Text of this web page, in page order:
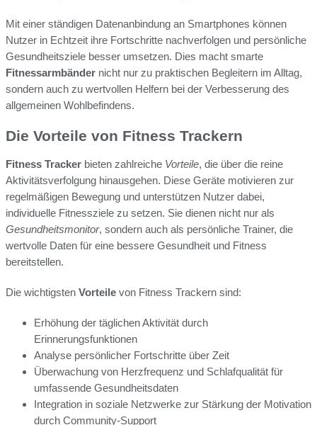
Mit einer ständigen Datenanbindung an Smartphones können
Nutzer in Echtzeit ihre Fortschritte nachverfolgen und persönliche
Gesundheitsziele besser umsetzen. Dies macht smarte
Fitnessarmbänder nicht nur zu praktischen Begleitern im Alltag,
sondern auch zu wertvollen Helfern bei der Verbesserung des
allgemeinen Wohlbefindens.
Die Vorteile von Fitness Trackern
Fitness Tracker bieten zahlreiche Vorteile, die über die reine
Aktivitätsverfolgung hinausgehen. Diese Geräte motivieren zur
regelmäßigen Bewegung und unterstützen Nutzer dabei,
individuelle Fitnessziele zu setzen. Sie dienen nicht nur als
Gesundheitsmonitor, sondern auch als persönliche Trainer, die
wertvolle Daten für eine bessere Gesundheit und Fitness
bereitstellen.
Die wichtigsten Vorteile von Fitness Trackern sind:
Erhöhung der täglichen Aktivität durch
Erinnerungsfunktionen
Analyse persönlicher Fortschritte über Zeit
Überwachung von Herzfrequenz und Schlafqualität für
umfassende Gesundheitsdaten
Integration in soziale Netzwerke zur Stärkung der Motivation
durch Community-Support